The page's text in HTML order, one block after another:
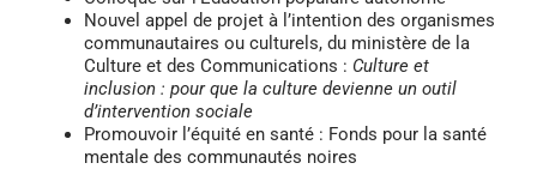
Nouvel appel de projet à l’intention des organismes
communautaires ou culturels, du ministère de la
Culture et des Communications : Culture et
inclusion : pour que la culture devienne un outil
d’intervention sociale
Promouvoir l’équité en santé : Fonds pour la santé
mentale des communautés noires